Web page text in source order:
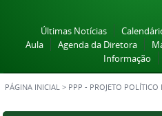
Últimas Notícias
Aula
Agenda da Diretora
Informação
PÁGINA INICIAL > PPP - PROJETO POLÍTICO